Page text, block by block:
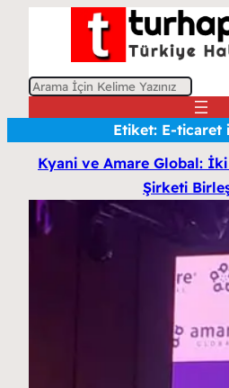
A
Etiket: E-ticaret
Kyani ve Amare Global: İki
Şirketi